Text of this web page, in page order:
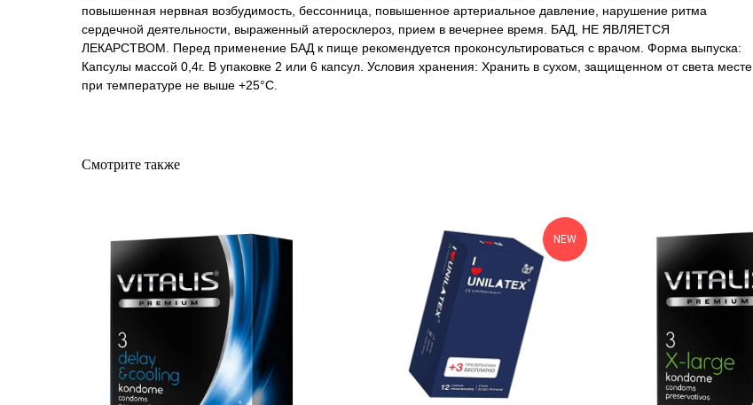
повышенная нервная возбудимость, бессонница, повышенное артериальное давление, нарушение ритма
сердечной деятельности, выраженный атеросклероз, прием в вечернее время. БАД, НЕ ЯВЛЯЕТСЯ
ЛЕКАРСТВОМ. Перед применение БАД к пище рекомендуется проконсультироваться с врачом. Форма выпуска:
Капсулы массой 0,4г. В упаковке 2 или 6 капсул. Условия хранения: Хранить в сухом, защищенном от света месте
при температуре не выше +25°С.
Смотрите также
NEW